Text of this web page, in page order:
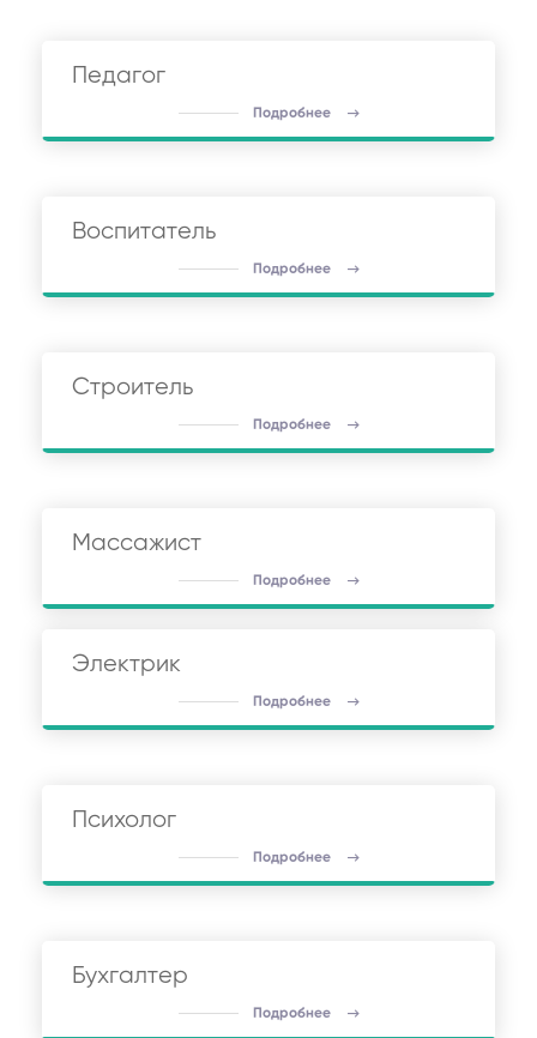
Педагог
Подробнее
Воспитатель
Подробнее
Строитель
Подробнее
Массажист
Подробнее
Электрик
Подробнее
Психолог
Подробнее
Бухгалтер
Подробнее